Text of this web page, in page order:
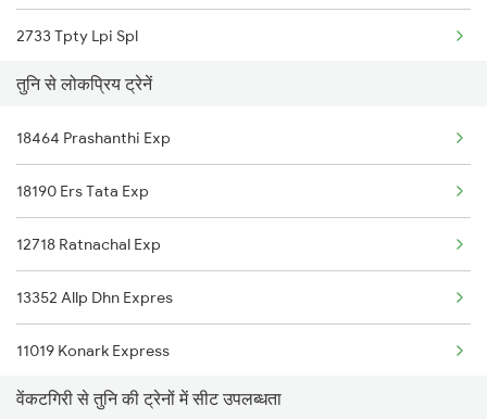
2733 Tpty Lpi Spl
2734 Lpi Tpty Spl
7248 Dmm Ns Spl
7405 Tpty Adb Spl
7479 Tpty Puri Spl
7480 Tpty Festvl Spl
17480 Tpty Puri Exp
17487 Tirumala Exp
तुनि से लोकप्रिय ट्रेनें
18464 Prashanthi Exp
18190 Ers Tata Exp
12718 Ratnachal Exp
13352 Allp Dhn Expres
11019 Konark Express
17239 Simhadri Exp
वेंकटगिरी से तुनि की ट्रेनों में सीट उपलब्धता